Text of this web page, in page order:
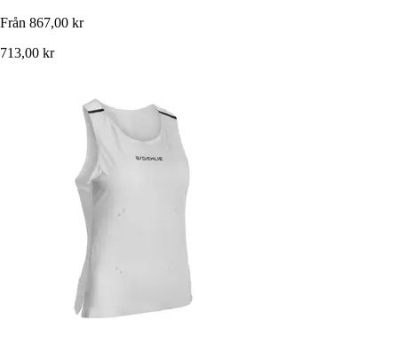
Från 867,00 kr
713,00 kr